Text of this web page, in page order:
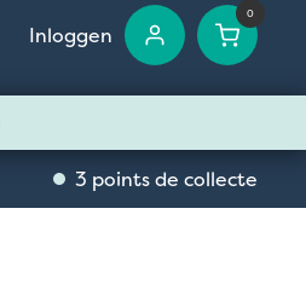
Inloggen
0
3 points de collecte